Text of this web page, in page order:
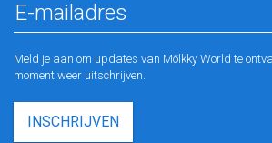
Meld je aan om updates van Mölkky World te
moment weer uitschrijven.
INSCHRIJVEN